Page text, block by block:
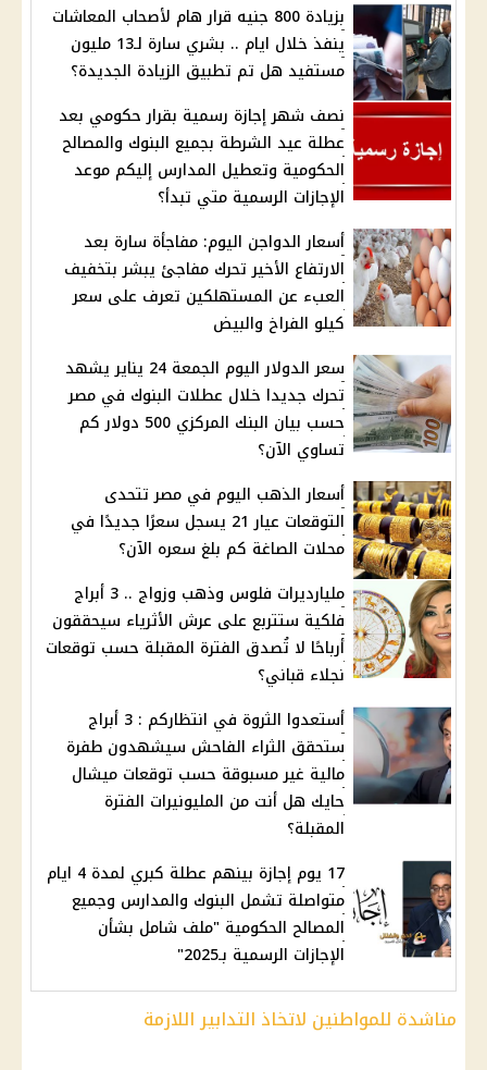
بزيادة 800 جنيه قرار هام لأصحاب المعاشات
ينفذ خلال ايام .. بشري سارة لـ13 مليون
مستفيد هل تم تطبيق الزيادة الجديدة؟
نصف شهر إجازة رسمية بقرار حكومي بعد
عطلة عيد الشرطة بجميع البنوك والمصالح
الحكومية وتعطيل المدارس إليكم موعد
الإجازات الرسمية متي تبدأ؟
أسعار الدواجن اليوم: مفاجأة سارة بعد
الارتفاع الأخير تحرك مفاجئ يبشر بتخفيف
العبء عن المستهلكين تعرف على سعر
كيلو الفراخ والبيض
سعر الدولار اليوم الجمعة 24 يناير يشهد
تحرك جديدا خلال عطلات البنوك في مصر
حسب بيان البنك المركزي 500 دولار كم
تساوي الآن؟
أسعار الذهب اليوم في مصر تتحدى
التوقعات عيار 21 يسجل سعرًا جديدًا في
محلات الصاغة كم بلغ سعره الآن؟
مليارديرات فلوس وذهب وزواج .. 3 أبراج
فلكية ستتربع على عرش الأثرياء سيحققون
أرباحًا لا تُصدق الفترة المقبلة حسب توقعات
نجلاء قباني؟
أستعدوا الثروة في انتظاركم : 3 أبراج
ستحقق الثراء الفاحش سيشهدون طفرة
مالية غير مسبوقة حسب توقعات ميشال
حايك هل أنت من المليونيرات الفترة
المقبلة؟
17 يوم إجازة بينهم عطلة كبري لمدة 4 ايام
متواصلة تشمل البنوك والمدارس وجميع
المصالح الحكومية "ملف شامل بشأن
الإجازات الرسمية بـ2025"
مناشدة للمواطنين لاتخاذ التدابير اللازمة